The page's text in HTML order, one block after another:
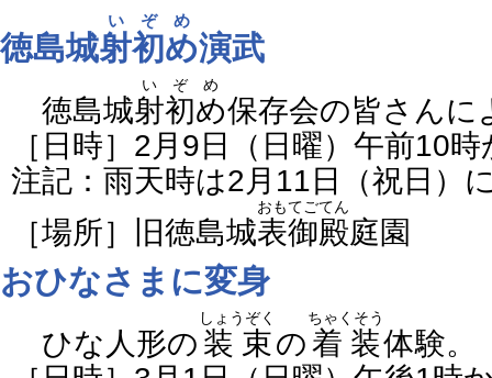
徳島城射初め
いぞめ
演武
徳島城射初め
いぞめ
保存会の皆さんに
［日時］2月9日（日曜）午前10時
注記：雨天時は2月11日（祝日）
［場所］旧徳島城表御殿
おもてごてん
庭園
おひなさまに変身
ひな人形の 装束
しょうぞく
の着装
ちゃくそう
体験。